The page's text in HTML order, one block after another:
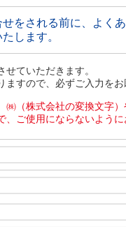
せをされる前に、よく
します。
ていただきます。
ますので、必ずご入力を
㈱（株式会社の変換文字
、ご使用にならないよう